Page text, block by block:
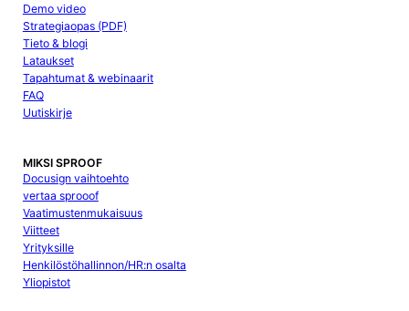
Demo video
Strategiaopas (PDF)
Tieto & blogi
Lataukset
Tapahtumat & webinaarit
FAQ
Uutiskirje
MIKSI SPROOF
Docusign vaihtoehto
vertaa sprooof
Vaatimustenmukaisuus
Viitteet
Yrityksille
Henkilöstöhallinnon/HR:n osalta
Yliopistot